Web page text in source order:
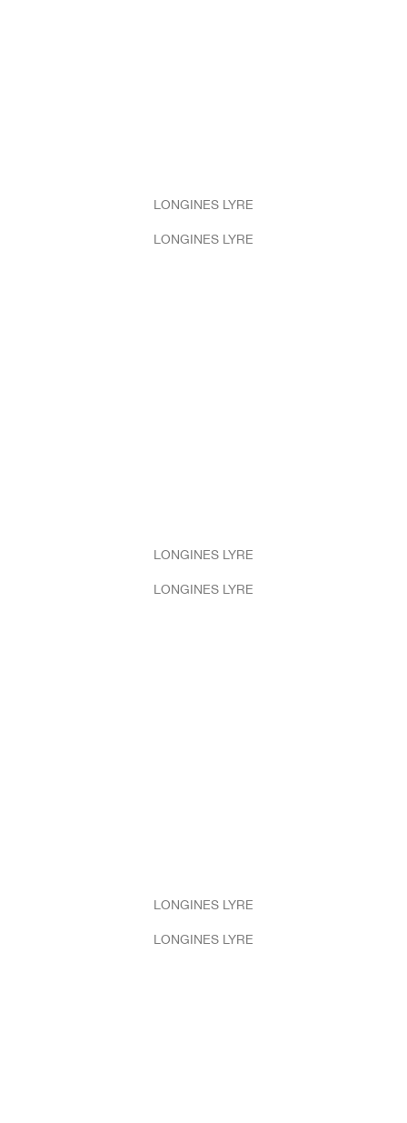
LONGINES LYRE
LONGINES LYRE
LONGINES LYRE
LONGINES LYRE
LONGINES LYRE
LONGINES LYRE